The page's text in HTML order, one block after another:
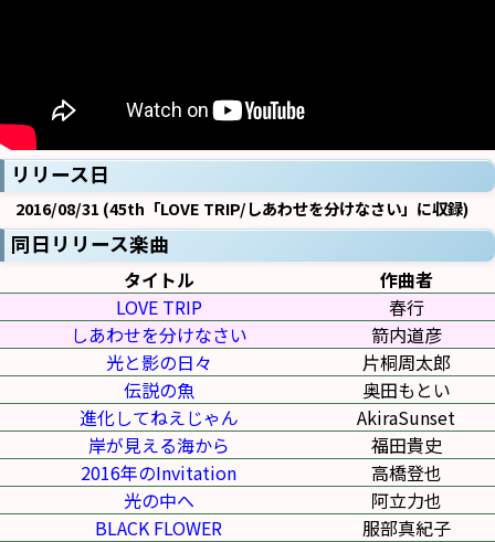
リリース日
2016/08/31 (45th「LOVE TRIP/しあわせを分けなさい」に収録)
同日リリース楽曲
タイトル
作曲者
LOVE TRIP
春行
しあわせを分けなさい
箭内道彦
光と影の日々
片桐周太郎
伝説の魚
奥田もとい
進化してねえじゃん
AkiraSunset
岸が見える海から
福田貴史
2016年のInvitation
高橋登也
光の中へ
阿立力也
BLACK FLOWER
服部真紀子